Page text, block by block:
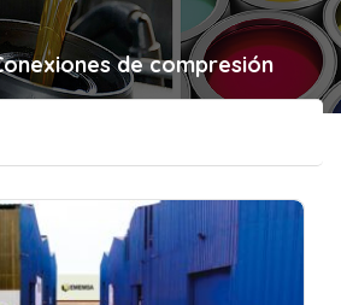
de compresión